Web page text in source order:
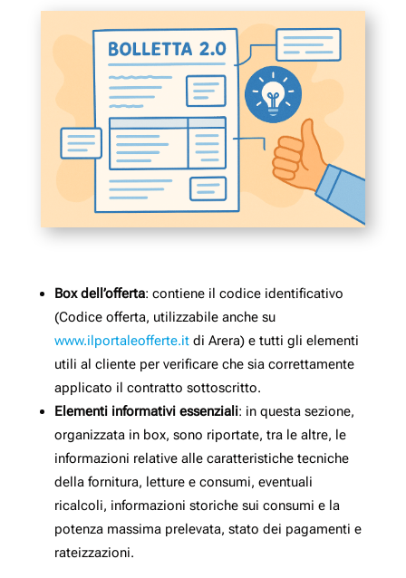
Box dell’offerta: contiene il codice identificativo
(Codice offerta, utilizzabile anche su
www.ilportaleofferte.itdi Arera) e tutti gli elementi
utili al cliente per verificare che sia correttamente
applicato il contratto sottoscritto.
Elementi informativi essenziali: in questa sezione,
organizzata in box, sono riportate, tra le altre, le
informazioni relative alle caratteristiche tecniche
della fornitura, letture e consumi, eventuali
ricalcoli, informazioni storiche sui consumi e la
potenza massima prelevata, stato dei pagamenti e
rateizzazioni.